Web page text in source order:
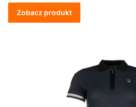
Zobacz produkt